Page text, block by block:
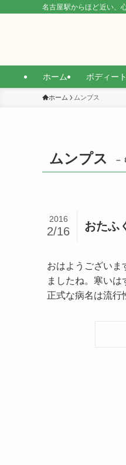
名古屋駅からほど近い、
ホーム ボディー
ホーム ムンプス
ムンプス –
おたふ
2016
2/16
おはようござい
ましたね。寒いは
正式な病名は流行